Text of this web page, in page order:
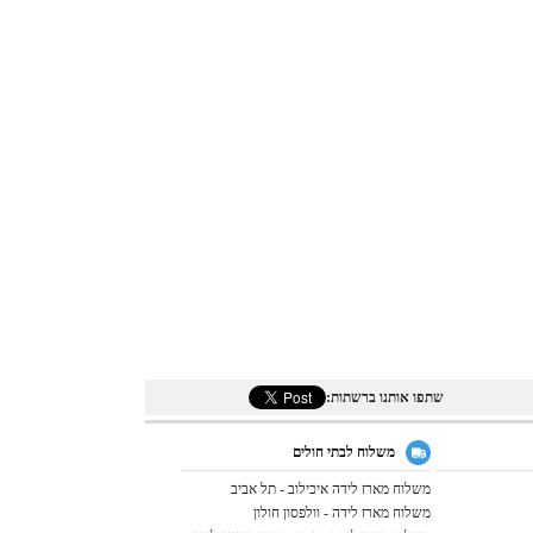
שתפו אותנו ברשתות:
משלוח לבתי חולים
משלוח מארז לידה איכילוב - תל אביב
משלוח מארז לידה - וולפסון חולון